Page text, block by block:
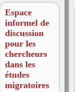
Espace
informel de
discussion
pour les
chercheurs
dans les
études
migratoires